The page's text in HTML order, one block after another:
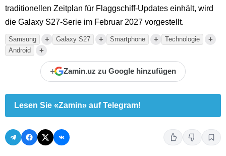
traditionellen Zeitplan für Flaggschiff-Updates einhält, wird
die Galaxy S27-Serie im Februar 2027 vorgestellt.
Samsung + Galaxy S27 + Smartphone + Technologie +
Android +
+ Zamin.uz zu Google hinzufügen
Lesen Sie «Zamin» auf Telegram!